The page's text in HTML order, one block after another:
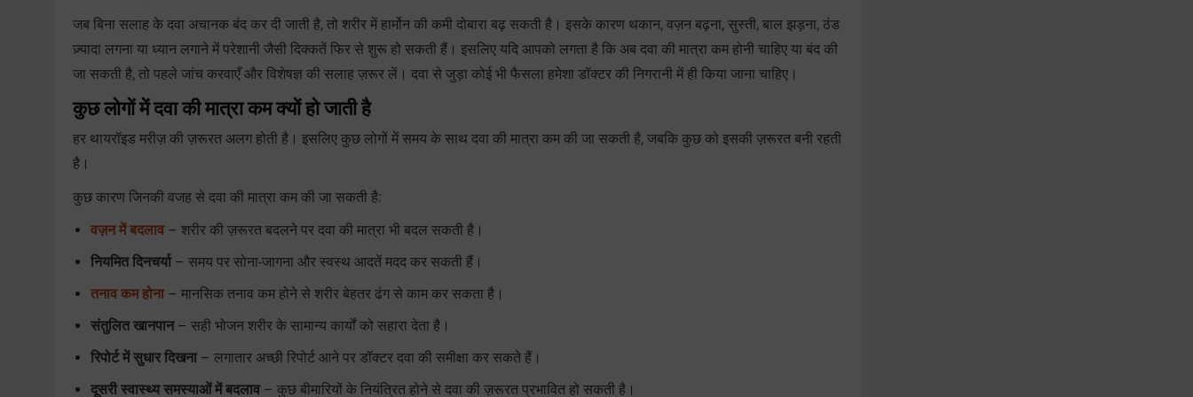
जब बिना सलाह के दवा अचानक बंद कर दी जाती है, तो शरीर में हार्मोन की कमी दोबारा बढ़ सकती है। इसके कारण थकान, वज़न बढ़ना, सुस्ती, बाल झड़ना, ठंड
ज़्यादा लगना या ध्यान लगाने में परेशानी जैसी दिक्कतें फिर से शुरू हो सकती हैं। इसलिए यदि आपको लगता है कि अब दवा की मात्रा कम होनी चाहिए या बंद की
जा सकती है, तो पहले जांच करवाएँ और विशेषज्ञ की सलाह ज़रूर लें। दवा से जुड़ा कोई भी फैसला हमेशा डॉक्टर की निगरानी में ही किया जाना चाहिए।
कुछ लोगों में दवा की मात्रा कम क्यों हो जाती है
हर थायरॉइड मरीज़ की ज़रूरत अलग होती है। इसलिए कुछ लोगों में समय के साथ दवा की मात्रा कम की जा सकती है, जबकि कुछ को इसकी ज़रूरत बनी रहती
है।
कुछ कारण जिनकी वजह से दवा की मात्रा कम की जा सकती है:
वज़न में बदलाव– शरीर की ज़रूरत बदलने पर दवा की मात्रा भी बदल सकती है।
नियमित दिनचर्या– समय पर सोना-जागना और स्वस्थ आदतें मदद कर सकती हैं।
तनाव कम होना – मानसिक तनाव कम होने से शरीर बेहतर ढंग से काम कर सकता है।
संतुलित खानपान– सही भोजन शरीर के सामान्य कार्यों को सहारा देता है।
रिपोर्ट में सुधार दिखना– लगातार अच्छी रिपोर्ट आने पर डॉक्टर दवा की समीक्षा कर सकते हैं।
दूसरी स्वास्थ्य समस्याओं में बदलाव– कुछ बीमारियों के नियंत्रित होने से दवा की ज़रूरत प्रभावित हो सकती है।